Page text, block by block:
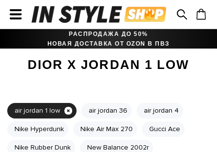
РАСПРОДАЖА ДО 50%
НОВАЯ ДОСТАВКА ОТ OZON В ПВЗ
DIOR X JORDAN 1 LOW
air jordan 1 low air jordan 36 air jordan 4
Nike Hyperdunk Nike Air Max 270 Gucci Ace
Nike Rubber Dunk New Balance 2002r